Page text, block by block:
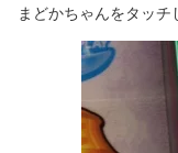
まどかちゃんをタッチ